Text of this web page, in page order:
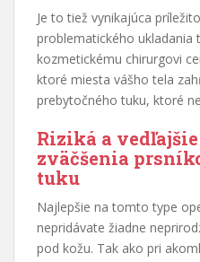
Je to tiež vynikajúca
problematického ukladania
kozmetickému chirurgovi
ktoré miesta vášho tela
prebytočného tuku, ktoré
Riziká a
zväčšenia
tuku
Najlepšie na tomto type
nepridávate žiadne
pod kožu. Tak ako pri